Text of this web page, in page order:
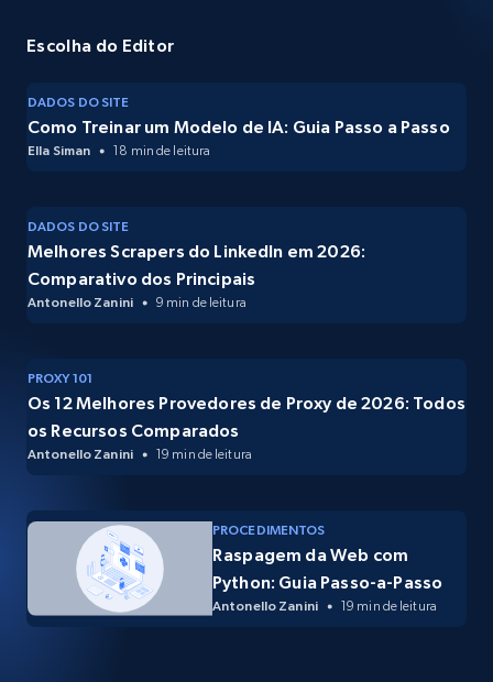
Escolha do Editor
DADOS DO SITE
Como Treinar um Modelo de IA: Guia Passo a Passo
Ella Siman 18 min de leitura
DADOS DO SITE
Melhores Scrapers do LinkedIn em 2026:
Comparativo dos Principais
Antonello Zanini 9 min de leitura
PROXY 101
Os 12 Melhores Provedores de Proxy de 2026: Todos
os Recursos Comparados
Antonello Zanini 19 min de leitura
PROCEDIMENTOS
Raspagem da Web com
Python: Guia Passo-a-Passo
Antonello Zanini 19 min de leitura